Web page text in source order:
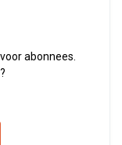
abonnees.